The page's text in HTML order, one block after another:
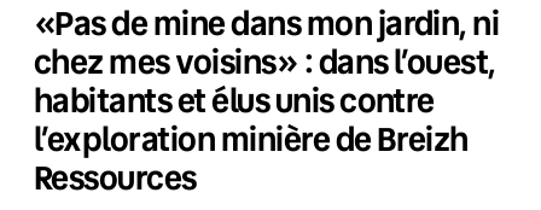
«Pas de mine dans mon jardin, ni
chez mes voisins» : dans l’ouest,
habitants et élus unis contre
l’exploration minière de Breizh
Ressources